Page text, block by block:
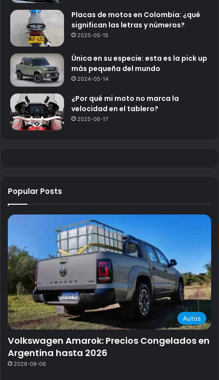
Placas de motos en Colombia: ¿qué
significan las letras y números?
2025-05-15
Única en su especie: esta es la pick up
más pequeña del mundo
2024-05-14
¿Por qué mi moto no marca la
velocidad en el tablero?
2025-06-17
Popular Posts
Autos
Volkswagen Amarok: Precios Congelados en
Argentina hasta 2026
2026-08-06